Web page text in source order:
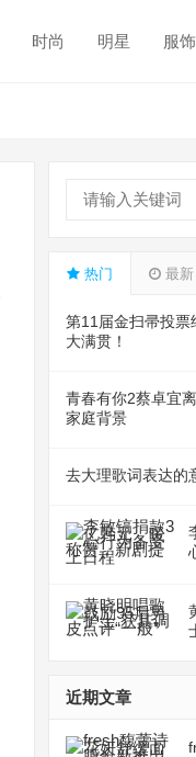
时尚 明星 服饰
热门 最新
第11届金扫帚投票
大满贯！
青春有你2蔡卓宜
家庭背景
去大理歌词表达的
近期文章